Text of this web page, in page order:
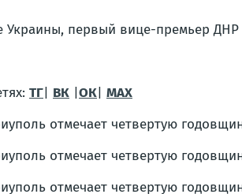
Украины, первый вице-премьер
ТГ ВК ОК МАХ